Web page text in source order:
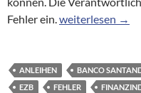
Fehler ein.Wertpapiere:
weiterlesen →
ANLEIHEN BANCO
EZB
FEHLER